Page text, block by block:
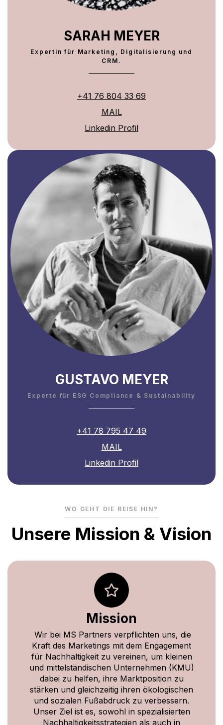
SARAH MEYER
Expertin für Marketing, Digitalisierung und
CRM.
+41 76 804 33 69
MAIL
Linkedin Profil
GUSTAVO MEYER
Experte für ESG Compliance & Sustainability
+41 78 795 47 49
MAIL
Linkedin Profil
WO GEHT DIE REISE HIN?
Unsere Mission & Vision
Mission
Wir bei MS Partners verpflichten uns, die
Kraft des Marketings mit dem Engagement
für Nachhaltigkeit zu vereinen, um kleinen
und mittelständischen Unternehmen (KMU)
dabei zu helfen, ihre Marktposition zu
stärken und gleichzeitig ihren ökologischen
und sozialen Fußabdruck zu verbessern.
Unser Ziel ist es, sowohl in spezialisierten
Nachhaltigkeitsstrategien als auch in